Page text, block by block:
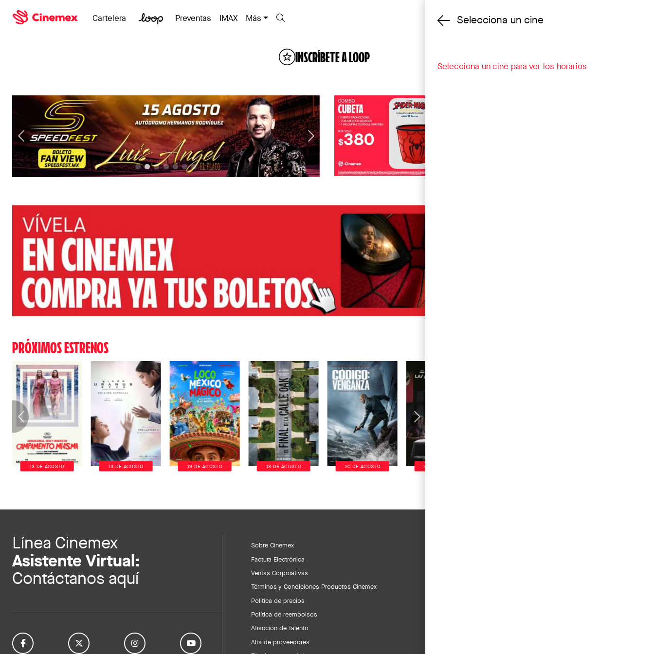
Cambiar cine
Cartelera Preventas IMAX Más
INSCRÍBETE A LOOP
PRÓXIMOS ESTRENOS
13 DE AGOSTO 13 DE AGOSTO 13 DE AGOSTO 13 DE AGOSTO 20 DE AGOSTO 20 DE AGOSTO
Línea Cinemex
Asistente Virtual:
Contáctanos aquí
Sobre Cinemex
Factura Electrónica
Ventas Corporativas
Términos y Condiciones Productos Cinemex
Política de precios
Política de reembolsos
Atracción de Talento
Alta de proveedores
Selecciona un cine
Selecciona un cine para ver los horarios